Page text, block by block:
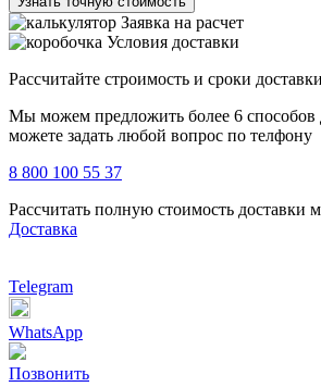
Заявка на расчет
Условия доставки
Рассчитайте строимость и сроки доставки
Мы можем предложить более 6 способов
можете задать любой вопрос по телфону
8 800 100 55 37
Рассчитать полную стоимость доставки
Доставка
Telegram
WhatsApp
Позвонить